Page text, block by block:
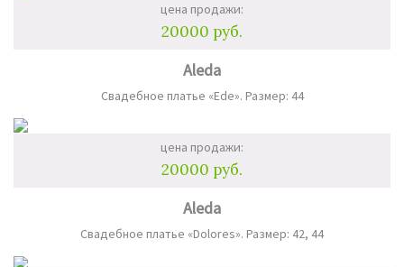
цена продажи:
20000 руб.
Aleda
Свадебное платье «Ede». Размер: 44
цена продажи:
20000 руб.
Aleda
Свадебное платье «Dolores». Размер: 42, 44